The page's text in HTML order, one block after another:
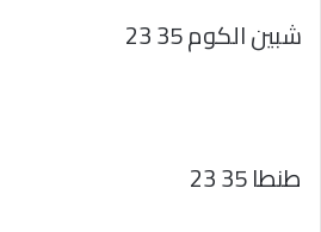
شبين الكوم 35 23
طنطا 35 23